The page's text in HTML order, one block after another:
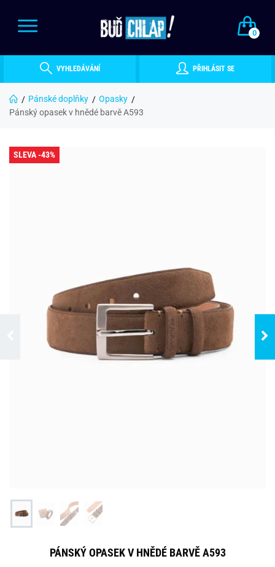
0
VYHLEDÁVÁNÍ PŘIHLÁSIT SE
Pánské doplňky
Opasky
Pánský opasek v hnědé barvě A593
SLEVA -43%
PÁNSKÝ OPASEK V HNĚDÉ BARVĚ A593